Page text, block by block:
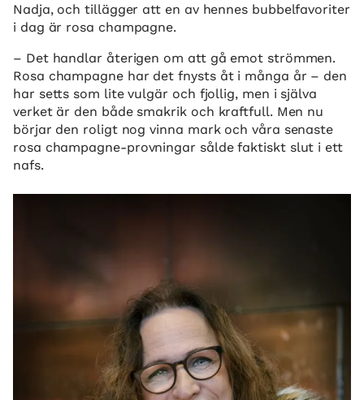
Nadja, och tillägger att en av hennes bubbelfavoriter
i dag är rosa champagne.
– Det handlar återigen om att gå emot strömmen.
Rosa champagne har det fnysts åt i många år – den
har setts som lite vulgär och fjollig, men i själva
verket är den både smakrik och kraftfull. Men nu
börjar den roligt nog vinna mark och våra senaste
rosa champagne-provningar sålde faktiskt slut i ett
nafs.